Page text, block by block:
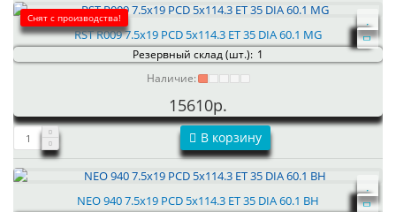
Снят с производства!
RST R009 7.5x19 PCD 5x114.3 ET 35 DIA 60.1 MG
Резервный склад (шт.): 1
Наличие:
15610р.
В корзину
NEO 940 7.5x19 PCD 5x114.3 ET 35 DIA 60.1 BH